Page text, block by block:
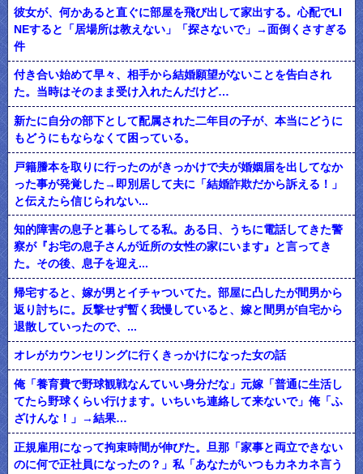
彼女が、何かあると直ぐに部屋を飛び出して家出する。心配でLI
NEすると「居場所は教えない」「探さないで」→面倒くさすぎる
件
付き合い始めて早々、相手から結婚願望がないことを告白され
た。当時はそのまま受け入れたんだけど…
新たに自分の部下として配属された二年目の子が、本当にどうに
もどうにもならなくて困っている。
戸籍謄本を取りに行ったのがきっかけで夫が婚姻届を出してなか
った事が発覚した→即別居して夫に「結婚詐欺だから訴える！」
と伝えたら信じられない...
知的障害の息子と暮らしてる私。ある日、うちに電話してきた警
察が『お宅の息子さんが近所の女性の家にいます』と言ってき
た。その後、息子を迎え...
帰宅すると、嫁が男とイチャついてた。部屋に凸したが間男から
返り討ちに。反撃せず暫く我慢していると、嫁と間男が自宅から
退散していったので、...
オレがカウンセリングに行くきっかけになった女の話
俺「養育費で野球観戦なんていい身分だな」元嫁「普通に生活し
てたら野球くらい行けます。いちいち連絡して来ないで」俺「ふ
ざけんな！」→結果…
正規雇用になって拘束時間が伸びた。旦那「家事と両立できない
のに何で正社員になったの？」私「あなたがいつもカネカネ言う